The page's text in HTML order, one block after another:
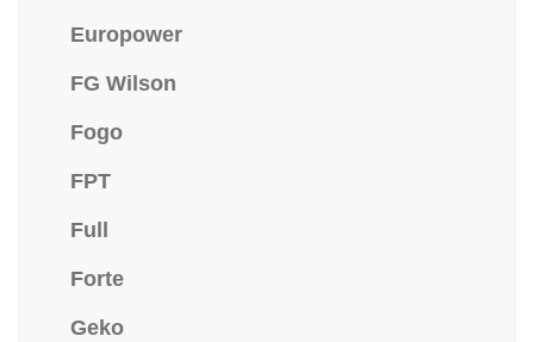
Europower
FG Wilson
Fogo
FPT
Full
Forte
Geko